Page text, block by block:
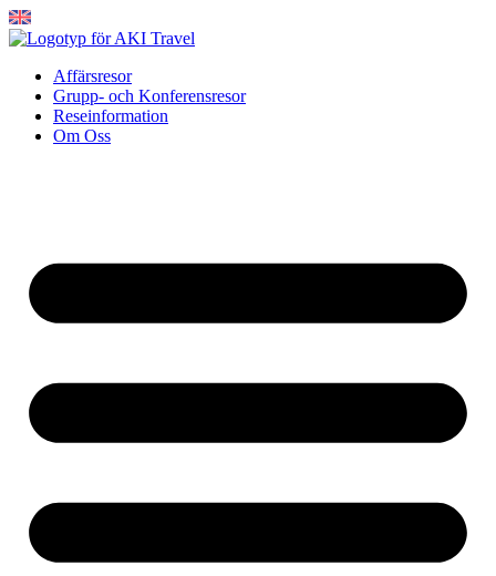
Hoppa
till
Affärsresor
Grupp- och Konferensresor
Reseinformation
Om Oss